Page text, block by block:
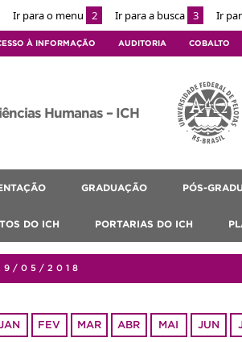
Ir para o menu 2 Ir para a busca 3 Ir
À INFORMAÇÃO AUDITORIA COBALTO
Humanas – ICH
GRADUAÇÃO PÓS-
DO ICH PORTARIAS DO ICH
05/2018
FEV MAR ABR MAI JUN